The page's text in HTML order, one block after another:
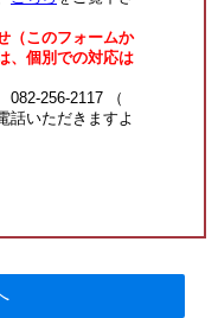
（このフォームか
、個別での対応は
256-2117 （
話いただきますよ